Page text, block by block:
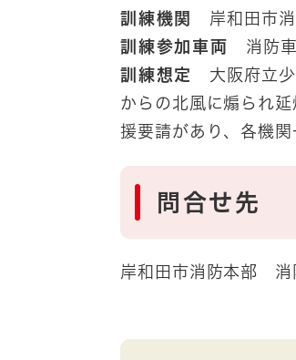
訓練機関
岸和田市
訓練参加車両
消防
訓練想定
大阪府立
からの北風に煽られ
援要請があり、各機関
問合せ先
岸和田市消防本部